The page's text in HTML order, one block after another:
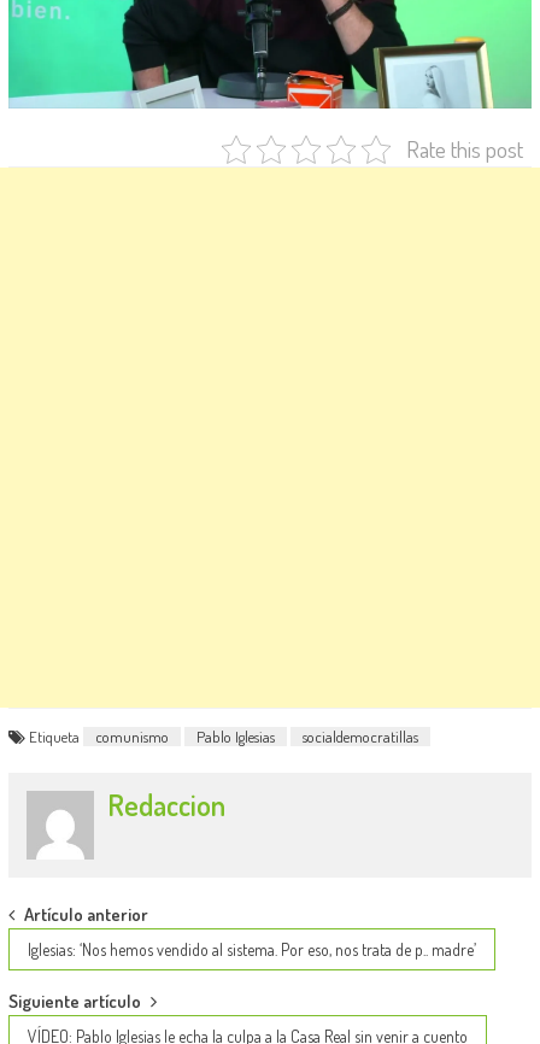
Rate this post
Etiqueta comunismo Pablo Iglesias socialdemocratillas
Redaccion
Post
navigation
Artículo anterior
Iglesias: ‘Nos hemos vendido al sistema. Por eso, nos trata de p.. madre’
Siguiente artículo
VÍDEO: Pablo Iglesias le echa la culpa a la Casa Real sin venir a cuento